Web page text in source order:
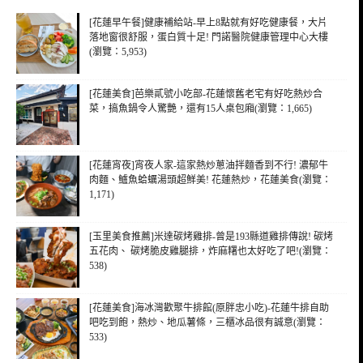
[花蓮早午餐]健康補給站-早上8點就有好吃健康餐，大片
落地窗很舒服，蛋白質十足! 門諾醫院健康管理中心大樓
(瀏覽：5,953)
[花蓮美食]芭樂貳號小吃部-花蓮懷舊老宅有好吃熱炒合
菜，搞魚鍋令人驚艷，還有15人桌包廂(瀏覽：1,665)
[花蓮宵夜]宵夜人家-這家熱炒蔥油拌麵香到不行! 濃郁牛
肉麵、鱸魚蛤蠣湯頭超鮮美! 花蓮熱炒，花蓮美食(瀏覽：
1,171)
[玉里美食推薦]米達碳烤雞排-曾是193縣道雞排傳說! 碳烤
五花肉、 碳烤脆皮雞腿排，炸麻糬也太好吃了吧!(瀏覽：
538)
[花蓮美食]海冰灣歡聚牛排館(原胖忠小吃)-花蓮牛排自助
吧吃到飽，熱炒、地瓜薯條，三櫃冰品很有誠意(瀏覽：
533)